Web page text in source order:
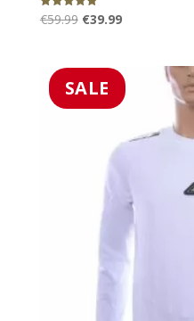
Gewaardeerd
5.00
€59.99 Oorspronkelijke
€59.99.
€39.99Huidige
€39.99.
SALE